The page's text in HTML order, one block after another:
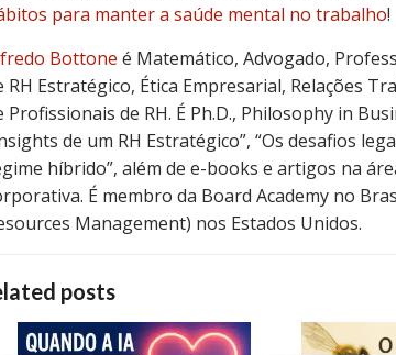
para manter a saúde mental no trabalho!
Bottone é Matemático, Advogado,
RH Estratégico, Ética Empresarial, Relações
Profissionais de RH. É Ph.D., Philosophy in
de um RH Estratégico”, “Os desafios
híbrido”, além de e-books e artigos na
É membro da Board Academy no
Management) nos Estados Unidos.
posts